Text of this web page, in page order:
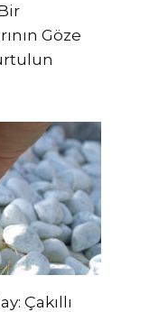
Göze
Çakıllı